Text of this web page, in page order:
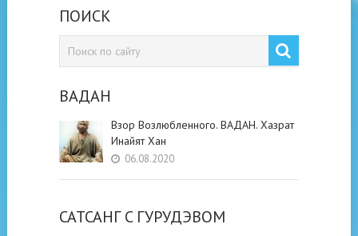
ПОИСК
ВАДАН
Взор Возлюбленного. ВАДАН. Хазрат
Инайят Хан
06.08.2020
САТСАНГ C ГУРУДЭВОМ